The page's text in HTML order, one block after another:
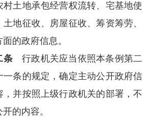
村土地承包经营权流转、宅基地使
地征收、房屋征收、筹资筹劳、
的政府信息。
条行政机关应当依照本条例第二
一条的规定，确定主动公开政府信
，并按照上级行政机关的部署，不
的内容。